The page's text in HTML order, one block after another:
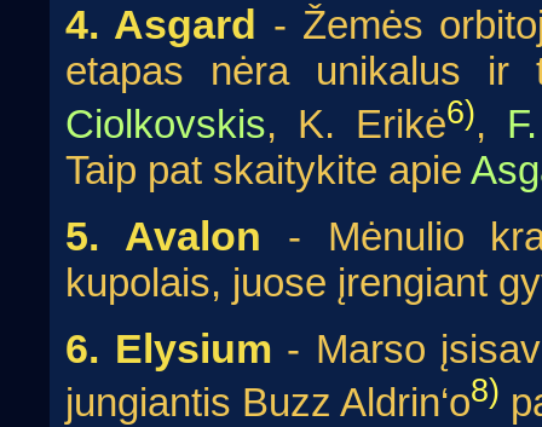
4. Asgard - Žemės
etapas nėra unikalus
Ciolkovskis, K. Erikė6),
Taip pat skaitykite apie
5. Avalon - Mėnulio
kupolais, juose įrengiant
6. Elysium - Marso
jungiantis Buzz Aldrin‘o8)